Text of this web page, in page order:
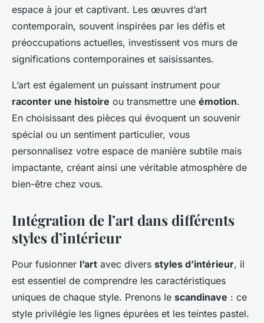
espace à jour et captivant. Les œuvres d’art
contemporain, souvent inspirées par les défis et
préoccupations actuelles, investissent vos murs de
significations contemporaines et saisissantes.
L’art est également un puissant instrument pour
raconter une histoire ou transmettre une émotion.
En choisissant des pièces qui évoquent un souvenir
spécial ou un sentiment particulier, vous
personnalisez votre espace de manière subtile mais
impactante, créant ainsi une véritable atmosphère de
bien-être chez vous.
Intégration de l’art dans différents
styles d’intérieur
Pour fusionner l’art avec divers styles d’intérieur, il
est essentiel de comprendre les caractéristiques
uniques de chaque style. Prenons le scandinave : ce
style privilégie les lignes épurées et les teintes pastel.